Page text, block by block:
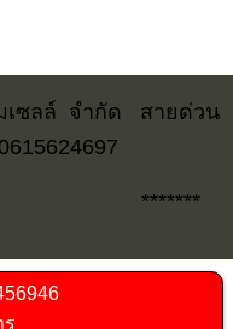
เซลล์ จำกัด สายด่วน
*******
ร